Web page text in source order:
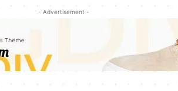
- Advertisement -